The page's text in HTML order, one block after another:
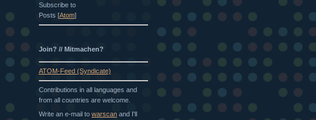
Subscribe to
Posts [Atom]
Join? // Mitmachen?
ATOM-Feed (Syndicate)
Contributions in all languages and
from all countries are welcome.
Write an e-mail to warscan and I'll